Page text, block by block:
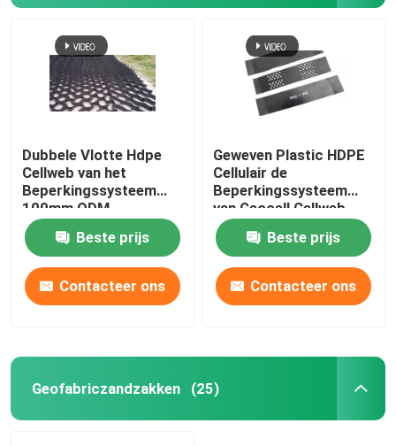
Dubbele Vlotte Hdpe
Cellweb van het
Beperkingssysteem
100mm ODM
Beste prijs
Contacteer ons
Geweven Plastic HDPE
Cellulair de
Beperkingssysteem
van Geocell Cellweb
voor Wegenbouw
Beste prijs
Contacteer ons
Geofabriczandzakken (25)